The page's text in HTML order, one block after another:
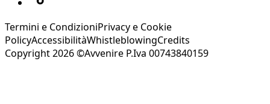
Termini e CondizioniPrivacy e Cookie
PolicyAccessibilitàWhistleblowingCredits
Copyright 2026 ©Avvenire P.Iva 00743840159